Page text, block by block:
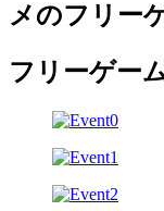
メのフリー
フリーゲー